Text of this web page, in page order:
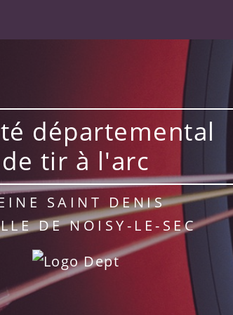
départemental
de tir à l'arc
SAINT DENIS
DE NOISY-LE-SEC